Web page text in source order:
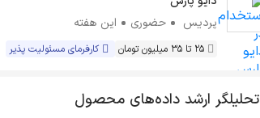
پردیس
حضوری این هفته
25 تا 35 میلیون تومان کارفرمای مسئولیت پذیر
تحلیلگر ارشد داده‌های محصول